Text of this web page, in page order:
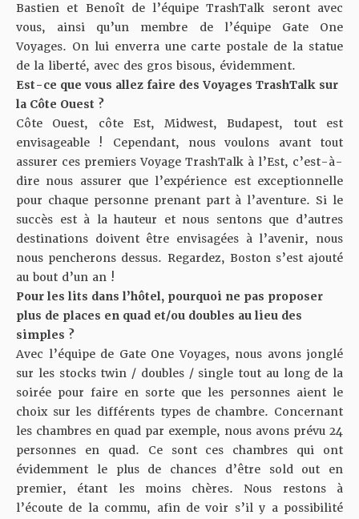
Bastien et Benoît de l’équipe TrashTalk seront avec
vous, ainsi qu’un membre de l’équipe Gate One
Voyages. On lui enverra une carte postale de la statue
de la liberté, avec des gros bisous, évidemment.
Est-ce que vous allez faire des Voyages TrashTalk sur
la Côte Ouest ?
Côte Ouest, côte Est, Midwest, Budapest, tout est
envisageable ! Cependant, nous voulons avant tout
assurer ces premiers Voyage TrashTalk à l’Est, c’est-à-
dire nous assurer que l’expérience est exceptionnelle
pour chaque personne prenant part à l’aventure. Si le
succès est à la hauteur et nous sentons que d’autres
destinations doivent être envisagées à l’avenir, nous
nous pencherons dessus. Regardez, Boston s’est ajouté
au bout d’un an !
Pour les lits dans l’hôtel, pourquoi ne pas proposer
plus de places en quad et/ou doubles au lieu des
simples ?
Avec l’équipe de Gate One Voyages, nous avons jonglé
sur les stocks twin / doubles / single tout au long de la
soirée pour faire en sorte que les personnes aient le
choix sur les différents types de chambre. Concernant
les chambres en quad par exemple, nous avons prévu 24
personnes en quad. Ce sont ces chambres qui ont
évidemment le plus de chances d’être sold out en
premier, étant les moins chères. Nous restons à
l’écoute de la commu, afin de voir s’il y a possibilité